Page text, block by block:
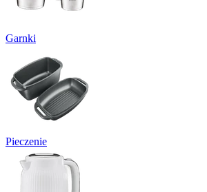
Garnki
Pieczenie